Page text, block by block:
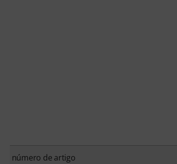
número de artigo